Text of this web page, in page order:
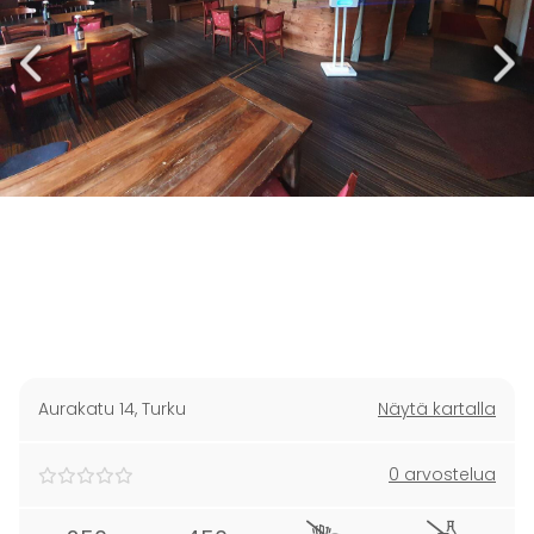
Aurakatu 14, Turku Näytä kartalla
0 arvostelua